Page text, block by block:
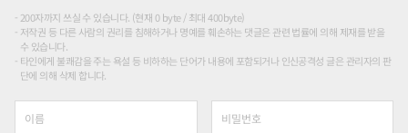
200자까지 쓰실 수 있습니다. (현재 0 byte / 최대 400byte)
저작권 등 다른 사람의 권리를 침해하거나 명예를 훼손하는 댓글은 관련 법률에 의해 제재를 받을
수 있습니다.
타인에게 불쾌감을 주는 욕설 등 비하하는 단어가 내용에 포함되거나 인신공격성 글은 관리자의 판
단에 의해 삭제 합니다.